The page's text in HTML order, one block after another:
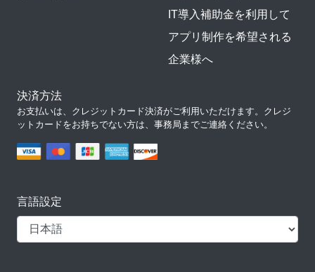
IT導入補助金を利用して
アプリ制作を希望される
企業様へ
決済方法
お支払いは、クレジットカード決済がご利用いただけます。クレジ
ットカードをお持ちでない方は、事務局までご連絡ください。
言語設定